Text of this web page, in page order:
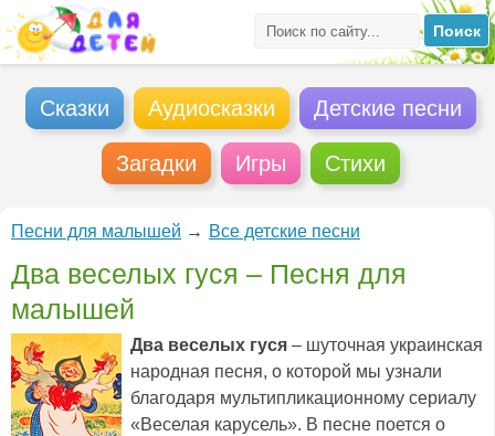
Сказки Аудиосказки Детские песни
Загадки Игры Стихи
Песни для малышей → Все детские песни
Два веселых гуся – Песня для
малышей
Два веселых гуся – шуточная украинская
народная песня, о которой мы узнали
благодаря мультипликационному сериалу
«Веселая карусель». В песне поется о